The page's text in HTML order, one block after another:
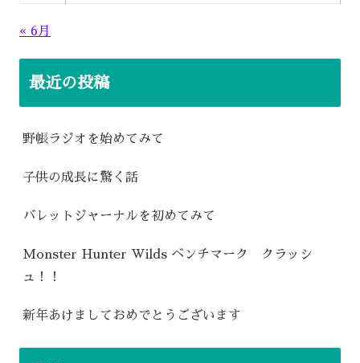
« 6月
最近の投稿
野帳ラジオを始めてみて
子供の成長に驚く話
バレットジャーナルを初めてみて
Monster Hunter Wilds ベンチマーク クラッシ
ュ！！
新年あけましておめでとうございます